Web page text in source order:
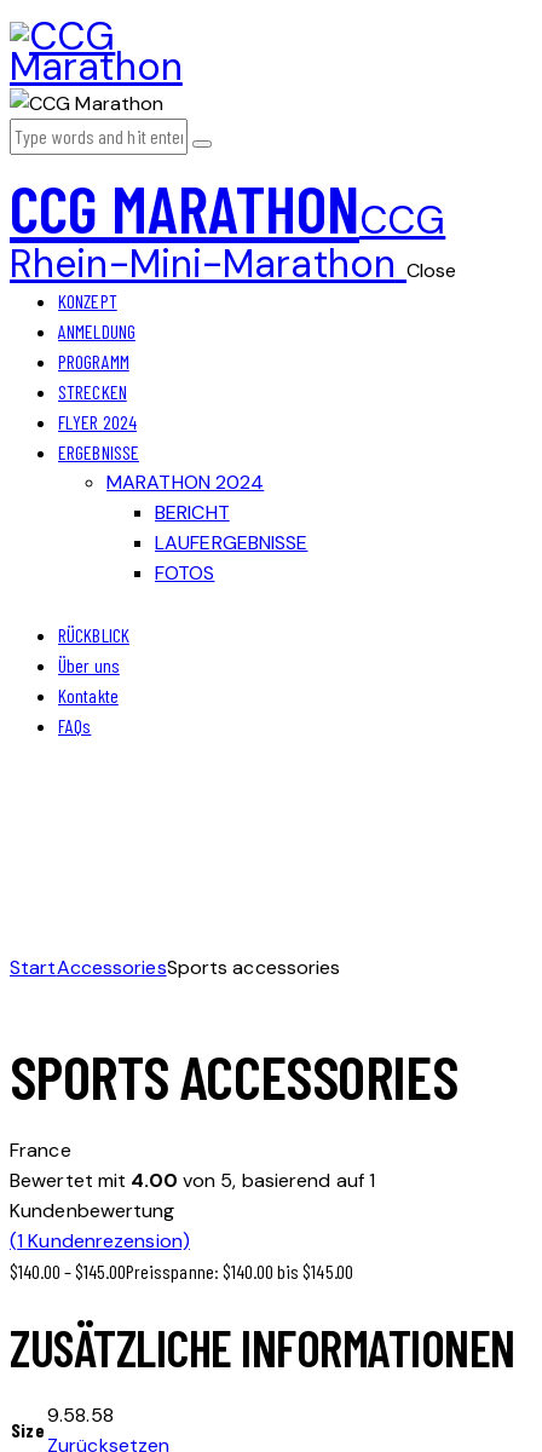
CCG MARATHONCCG
Rhein-Mini-Marathon Close
KONZEPT
ANMELDUNG
PROGRAMM
STRECKEN
FLYER 2024
ERGEBNISSE
MARATHON 2024
BERICHT
LAUFERGEBNISSE
FOTOS
RÜCKBLICK
Über uns
Kontakte
FAQs
StartAccessoriesSports accessories
SPORTS ACCESSORIES
France
Bewertet mit 4.00 von 5, basierend auf1
Kundenbewertung
(1Kundenrezension)
$140.00 –$145.00Preisspanne: $140.00 bis $145.00
ZUSÄTZLICHE INFORMATIONEN
Size
9.58.58
Zurücksetzen